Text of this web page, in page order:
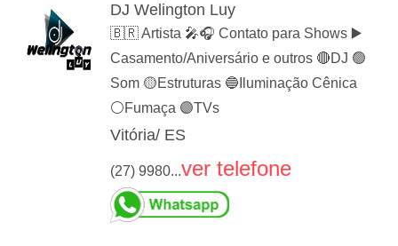
DJ Welington Luy
🇧🇷 Artista 🎤🎧 Contato para Shows ▶️
Casamento/Aniversário e outros 🔴DJ 🟢
Som 🟡Estruturas 🔵Iluminação Cênica
⚪️Fumaça 🟣TVs
Vitória/ ES
(27) 9980...ver telefone